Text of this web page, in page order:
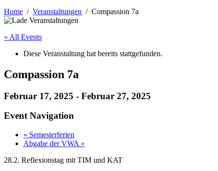
Home
Veranstaltungen Compassion 7a
« All Events
Diese Veranstaltung hat bereits stattgefunden.
Compassion 7a
Februar 17, 2025 - Februar 27, 2025
Event Navigation
« Semesterferien
Abgabe der VWA »
28.2. Reflexionstag mit TIM und KAT